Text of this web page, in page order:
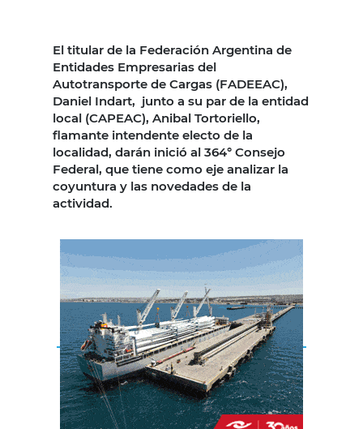
El titular de la Federación Argentina de
Entidades Empresarias del
Autotransporte de Cargas (FADEEAC),
Daniel Indart, junto a su par de la entidad
local (CAPEAC), Anibal Tortoriello,
flamante intendente electo de la
localidad, darán inició al 364° Consejo
Federal, que tiene como eje analizar la
coyuntura y las novedades de la
actividad.